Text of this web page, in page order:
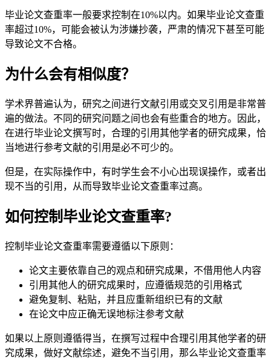
毕业论文查重率一般要求控制在10%以内。如果毕业论文查重
率超过10%，可能会被认为涉嫌抄袭，严肃的情况下甚至可能
导致论文不合格。
为什么会有相似度？
学术界普遍认为，研究之间进行文献引用或交叉引用是非常普
遍的做法。不同的研究问题之间也会有些重合的地方。因此，
在进行毕业论文撰写时，合理的引用其他学者的研究成果，恰
当地进行参考文献的引用是必不可少的。
但是，在实际操作中，有时学生会不小心出现误操作，或者出
现不当的引用，从而导致毕业论文查重率过高。
如何控制毕业论文查重率?
控制毕业论文查重率需要遵循以下原则：
论文主要依靠自己的观点和研究成果，不借用他人内容
引用其他人的研究成果时，应遵循规范的引用格式
避免复制、粘贴，并且应重新组织已有的文献
在论文中应正确无误地标注参考文献
如果以上原则遵循得当，在撰写过程中合理引用其他学者的研
究成果，做好文献综述，避免不当引用，那么毕业论文查重率